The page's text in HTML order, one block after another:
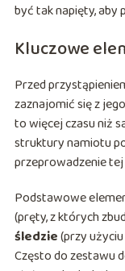
być tak napięty, aby
Kluczowe
Przed
zaznajomić się z
to więcej czasu niż
struktury namiotu
przeprowadzenie
Podstawowe
(pręty, z których
śledzie(przy
Często do zestawu